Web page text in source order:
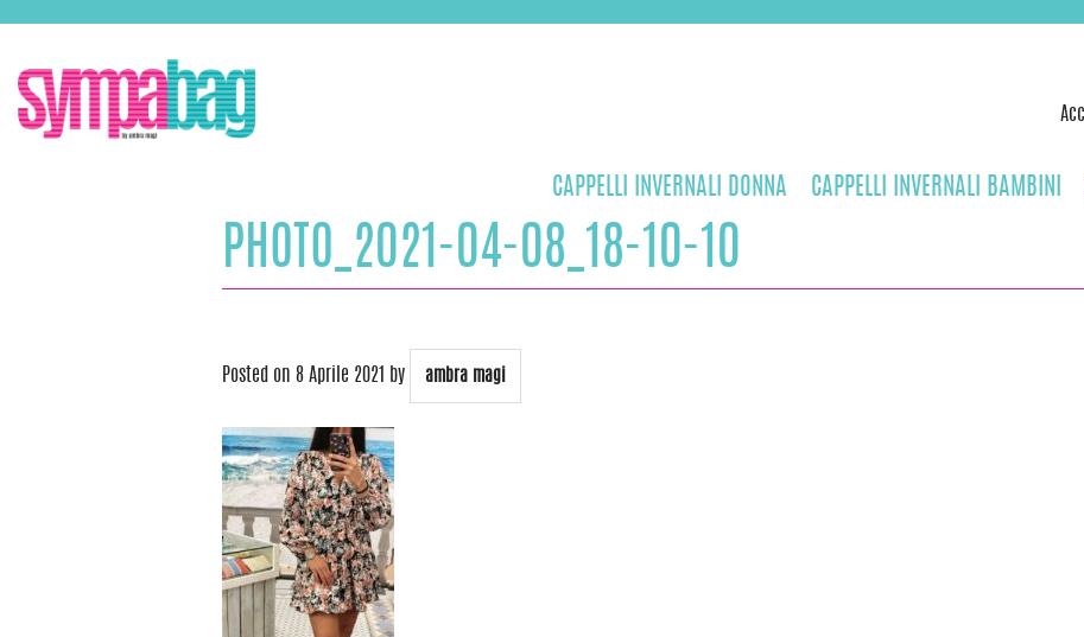
content
CAPPELLI INVERNALI DONNA CAPPELLI INVERNALI BAMBINI
PHOTO_2021-04-08_18-10-10
Posted on 8 Aprile 2021 by ambra magi